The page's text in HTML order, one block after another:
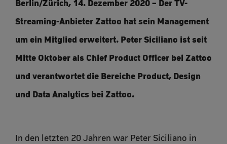
Berlin/Zürich, 14. Dezember 2020 – Der TV-
Streaming-Anbieter Zattoo hat sein Management
um ein Mitglied erweitert. Peter Siciliano ist seit
Mitte Oktober als Chief Product Officer bei Zattoo
und verantwortet die Bereiche Product, Design
und Data Analytics bei Zattoo.
In den letzten 20 Jahren war Peter Siciliano in